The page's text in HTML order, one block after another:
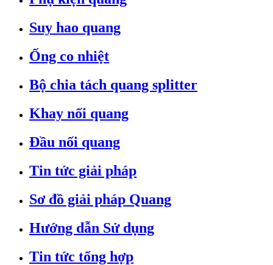
Suy hao quang
Ống co nhiệt
Bộ chia tách quang splitter
Khay nối quang
Đầu nối quang
Tin tức giải pháp
Sơ đồ giải pháp Quang
Hướng dẫn Sử dụng
Tin tức tổng hợp